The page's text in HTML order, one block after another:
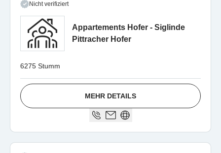
Nicht verifiziert
Appartements Hofer - Siglinde
Pittracher Hofer
6275 Stumm
MEHR DETAILS